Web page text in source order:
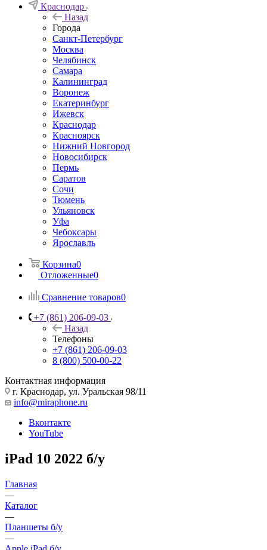
Краснодар
Назад
Города
Санкт-Петербург
Москва
Челябинск
Самара
Калининград
Воронеж
Екатеринбург
Ижевск
Краснодар
Красноярск
Нижний Новгород
Новосибирск
Пермь
Саратов
Сочи
Тюмень
Ульяновск
Уфа
Чебоксары
Ярославль
Корзина0
Отложенные0
Сравнение товаров0
+7 (861) 206-09-03
Назад
Телефоны
+7 (861) 206-09-03
8 (800) 500-00-22
Контактная информация
г. Краснодар, ул. Уральская 98/11
info@miraphone.ru
Вконтакте
YouTube
iPad 10 2022 б/у
Главная
—
Каталог
—
Планшеты б/у
—